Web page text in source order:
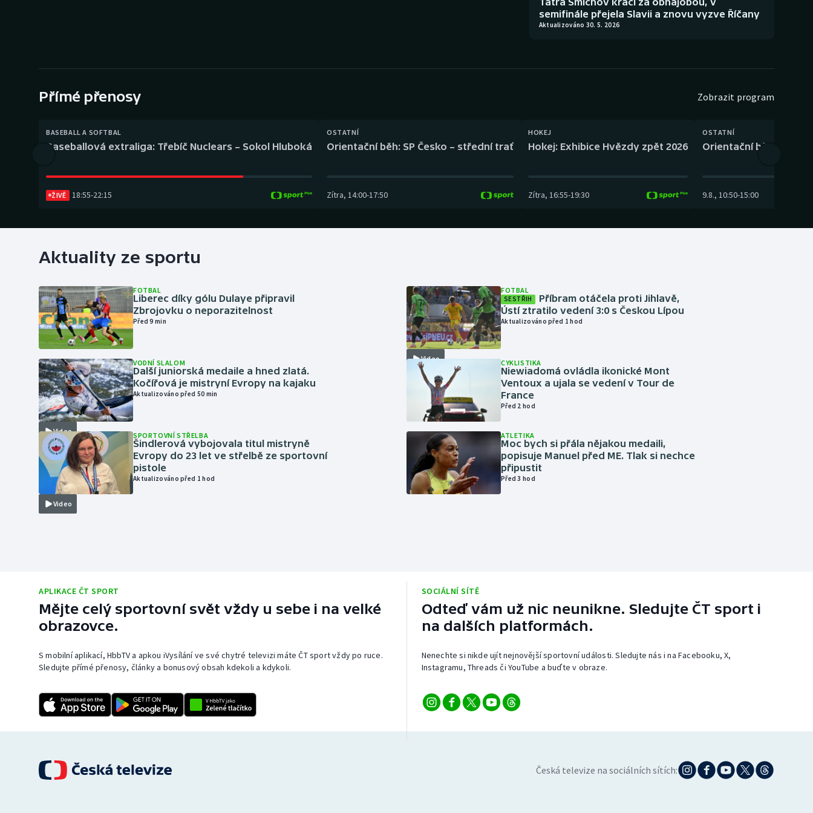
Gymnastika Plážový volejbal
semifinále přejela Slavii a znovu vyzve Říčany
Aktualizováno 30. 5. 2026
Přímé přenosy Zobrazit program
BASEBALL A SOFTBAL
Baseballová extraliga: Třebíč Nuclears – Sokol Hluboká
ŽIVĚ 18:55-22:15
OSTATNÍ
Orientační běh: SP Česko – střední trať
Zítra, 14:00-17:50
HOKEJ
Hokej: Exhibice Hvězdy zpět 2026
Zítra, 16:55-19:30
OSTATNÍ
Orientační běh: SP
9.8., 10:50-15:00
Aktuality ze sportu
FOTBAL
Liberec díky gólu Dulaye připravil
Zbrojovku o neporazitelnost
Před 9 min
Video
VODNÍ SLALOM
Další juniorská medaile a hned zlatá.
Kočířová je mistryní Evropy na kajaku
Aktualizováno před 50 min
Video
SPORTOVNÍ STŘELBA
Šindlerová vybojovala titul mistryně
Evropy do 23 let ve střelbě ze sportovní
pistole
Aktualizováno před 1 hod
Video
FOTBAL
SESTŘIH
Příbram otáčela proti Jihlavě,
Ústí ztratilo vedení 3:0 s Českou Lípou
Aktualizováno před 1 hod
CYKLISTIKA
Niewiadomá ovládla ikonické Mont
Ventoux a ujala se vedení v Tour de
France
Před 2 hod
ATLETIKA
Moc bych si přála nějakou medaili,
popisuje Manuel před ME. Tlak si nechce
připustit
Před 3 hod
APLIKACE ČT SPORT
Mějte celý sportovní svět vždy u sebe i na velké
obrazovce.
S mobilní aplikací, HbbTV a apkou iVysílání ve své chytré televizi máte ČT sport vždy po ruce.
Sledujte přímé přenosy, články a bonusový obsah kdekoli a kdykoli.
SOCIÁLNÍ SÍTĚ
Odteď vám už nic neunikne. Sledujte ČT sport i
na dalších platformách.
Nenechte si nikde ujít nejnovější sportovní události. Sledujte nás i na Facebooku, X,
Instagramu, Threads či YouTube a buďte v obraze.
Česká televize na sociálních sítích: